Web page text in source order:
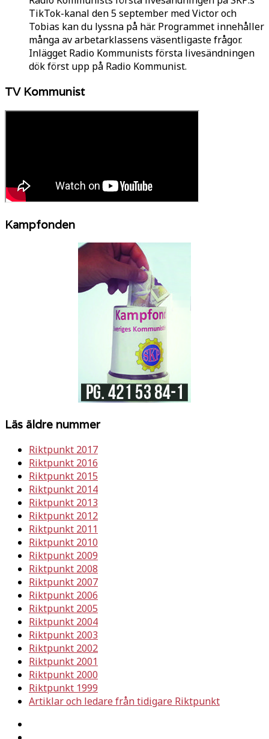
TikTok-kanal den 5 september med Victor och
Tobias kan du lyssna på här. Programmet innehåller
många av arbetarklassens väsentligaste frågor.
Inlägget Radio Kommunists första livesändningen
dök först upp på Radio Kommunist.
TV Kommunist
Kampfonden
Läs äldre nummer
Riktpunkt 2017
Riktpunkt 2016
Riktpunkt 2015
Riktpunkt 2014
Riktpunkt 2013
Riktpunkt 2012
Riktpunkt 2011
Riktpunkt 2010
Riktpunkt 2009
Riktpunkt 2008
Riktpunkt 2007
Riktpunkt 2006
Riktpunkt 2005
Riktpunkt 2004
Riktpunkt 2003
Riktpunkt 2002
Riktpunkt 2001
Riktpunkt 2000
Riktpunkt 1999
Artiklar och ledare från tidigare Riktpunkt